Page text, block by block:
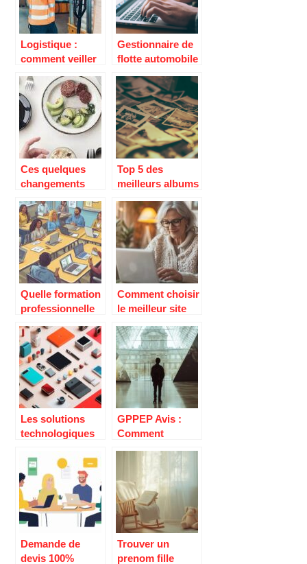
Logistique :
comment veiller
son entrepôt ?
Gestionnaire de
flotte automobile
appel a ses
services ?
Ces quelques
changements
faire dans votre
routine matinale
pour etre en
meilleure forme
Top 5 des
meilleurs albums
personnalisés
pour
immortaliser vos
souvenirs de
famille
Quelle formation
professionnelle
votre carrière ?
Comment choisir
le meilleur site
une cougar en
ligne
Les solutions
technologiques
augmenter votre
productivité
GPPEP Avis :
Comment
vos revenus
photovoltaiques
Demande de
devis 100%
Trouver un
prenom fille